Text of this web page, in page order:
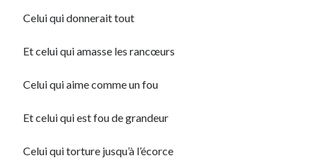
Archives
Celui qui donnerait tout
Et celui qui amasse les rancœurs
Celui qui aime comme un fou
Et celui qui est fou de grandeur
Celui qui torture jusqu’à l’écorce